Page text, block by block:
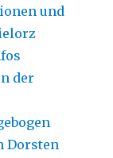
und
der
Dorsten